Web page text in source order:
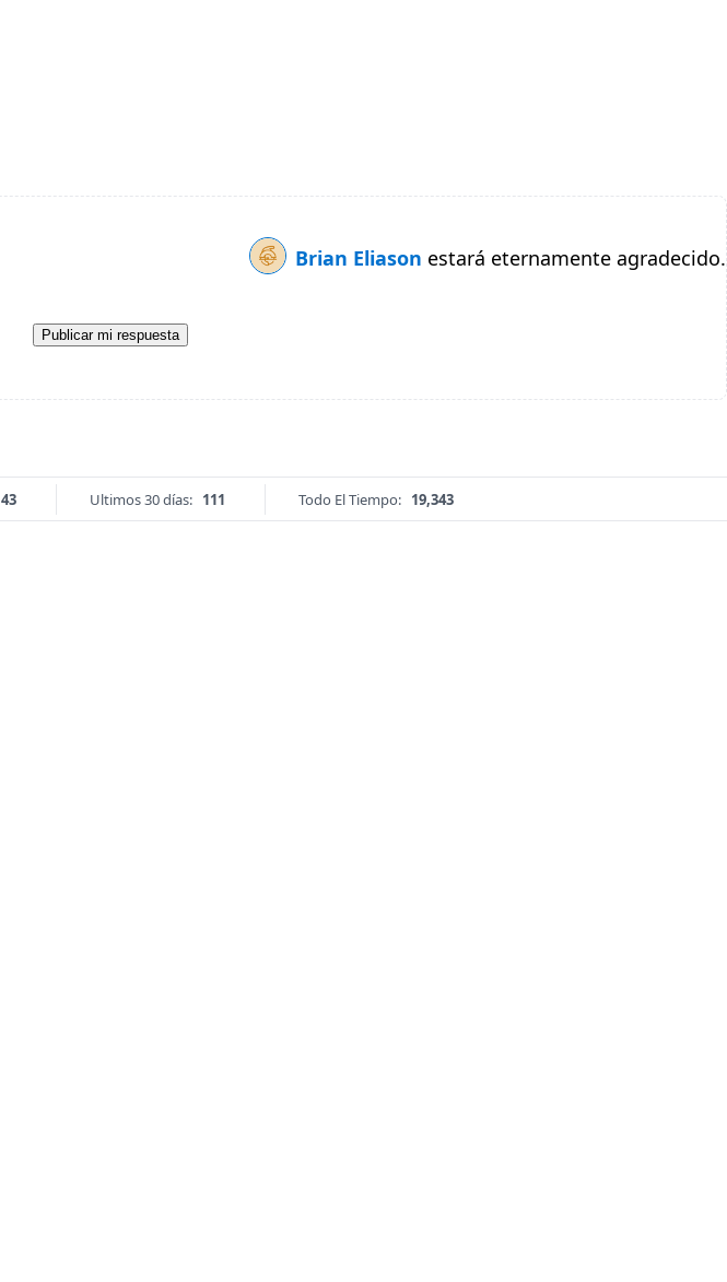
Brian Eliason estará eternamente agradecido.
Publicar mi respuesta
43 Ultimos 30 días: 111 Todo El Tiempo: 19,343